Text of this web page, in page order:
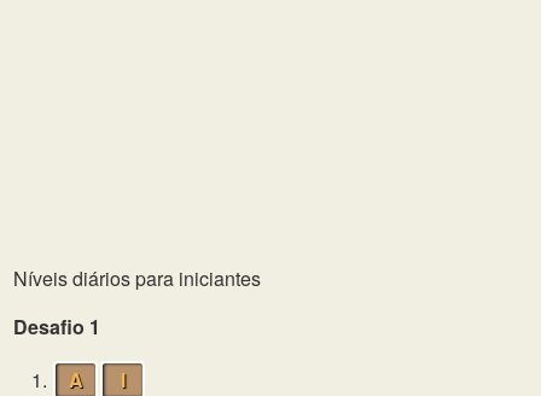
Níveis diários para iniciantes
Desafio 1
1.
A
I